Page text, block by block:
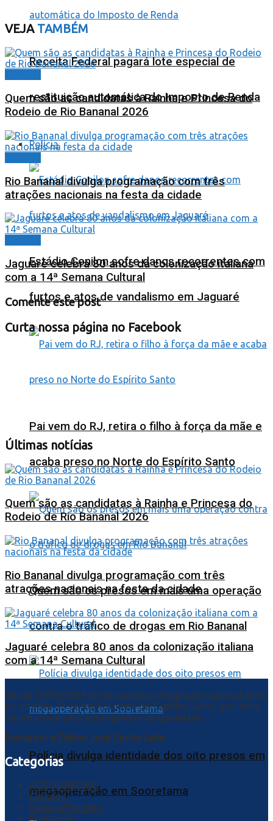
Receita Federal pagará lote especial de
restituição automática do Imposto de Renda
Polícia
Estádio Conilon sofre danos recorrentes com
furtos e atos de vandalismo em Jaguaré
Pai vem do RJ, retira o filho à força da mãe e
acaba preso no Norte do Espírito Santo
Quem são os presos em mais uma operação
contra o tráfico de drogas em Rio Bananal
Polícia divulga identidade dos oito presos em
megaoperação em Sooretama
VEJATAMBÉM
Quem são as candidatas à Rainha e Princesa do
Rodeio de Rio Bananal 2026
Rio Bananal divulga programação com três
atrações nacionais na festa da cidade
Jaguaré celebra 80 anos da colonização italiana
com a 14ª Semana Cultural
Comente este post
Curta nossa página no Facebook
Últimas notícias
Quem são as candidatas à Rainha e Princesa do
Rodeio de Rio Bananal 2026
Rio Bananal divulga programação com três
atrações nacionais na festa da cidade
Jaguaré celebra 80 anos da colonização italiana
com a 14ª Semana Cultural
Desde 29/02/2003 promovendo a integração regional entre
as cidades do norte/noroeste do Espírito Santo, por meio
de um jornalismo abrangente e de qualidade.
Fundador e Editor: José Carlos Leite
Categorias
AGROJURIDICO
Cidades
Cultura/Turismo
Destaques